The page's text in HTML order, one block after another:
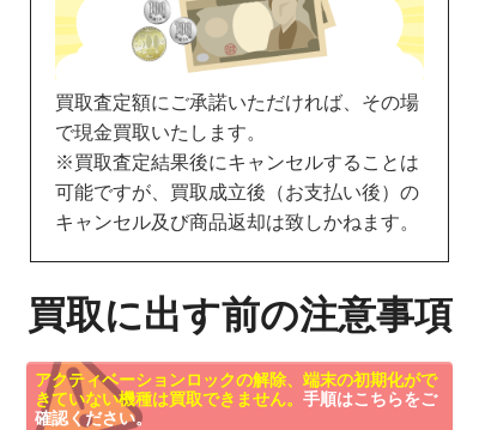
買取査定額にご承諾いただければ、その場
で現金買取いたします。
※買取査定結果後にキャンセルすることは
可能ですが、買取成立後（お支払い後）の
キャンセル及び商品返却は致しかねます。
買取に出す前の注意事項
アクティベーションロックの解除、端末の初期化がで
きていない機種は買取できません。 手順はこちらをご
確認ください。